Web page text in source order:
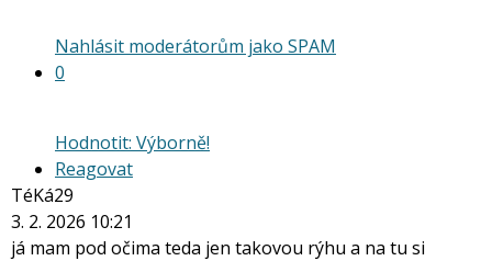
Nahlásit moderátorům jako SPAM
0
Hodnotit: Výborně!
Reagovat
TéKá29
3. 2. 2026 10:21
já mam pod očima teda jen takovou rýhu a na tu si